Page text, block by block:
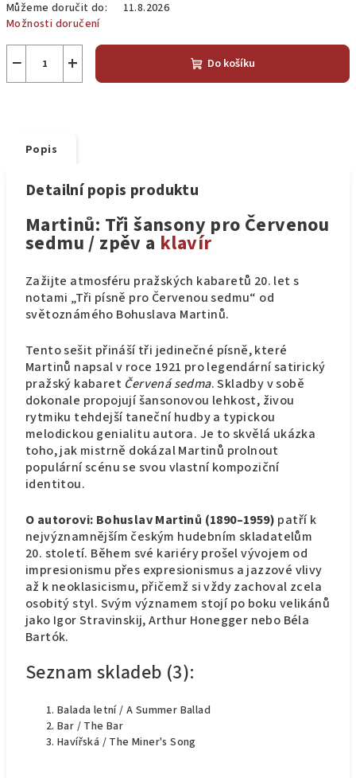
Můžeme doručit do:
11.8.2026
Možnosti doručení
+
− Do košíku
Popis
Detailní popis produktu
Martinů: Tři šansony pro Červenou
sedmu / zpěv a klavír
Zažijte atmosféru pražských kabaretů 20. let s
notami „Tři písně pro Červenou sedmu“ od
světoznámého Bohuslava Martinů.
Tento sešit přináší tři jedinečné písně, které
Martinů napsal v roce 1921 pro legendární satirický
pražský kabaret Červená sedma. Skladby v sobě
dokonale propojují šansonovou lehkost, živou
rytmiku tehdejší taneční hudby a typickou
melodickou genialitu autora. Je to skvělá ukázka
toho, jak mistrně dokázal Martinů prolnout
populární scénu se svou vlastní kompoziční
identitou.
O autorovi: Bohuslav Martinů (1890–1959) patří k
nejvýznamnějším českým hudebním skladatelům
20. století. Během své kariéry prošel vývojem od
impresionismu přes expresionismus a jazzové vlivy
až k neoklasicismu, přičemž si vždy zachoval zcela
osobitý styl. Svým významem stojí po boku velikánů
jako Igor Stravinskij, Arthur Honegger nebo Béla
Bartók.
Seznam skladeb (3):
Balada letní / A Summer Ballad
Bar / The Bar
Havířská / The Miner's Song